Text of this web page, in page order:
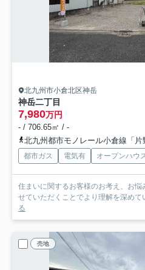
北九州市小倉北区神岳
神岳二丁目
7,980万円
- / 706.65㎡ / -
北九州都市モノレール小倉線「
都市ガス 電気有 オープンハウ
住まいに関するお客様のお考え、お
せていただくことでより理解を深めて
る
売地